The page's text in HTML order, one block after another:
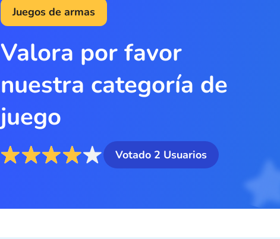
Juegos de armas
Valora por favor
nuestra categoría de
juego
Votado 2 Usuarios